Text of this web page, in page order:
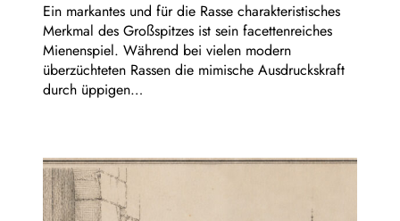
Ein markantes und für die Rasse charakteristisches
Merkmal des Großspitzes ist sein facettenreiches
Mienenspiel. Während bei vielen modern
überzüchteten Rassen die mimische Ausdruckskraft
durch üppigen…